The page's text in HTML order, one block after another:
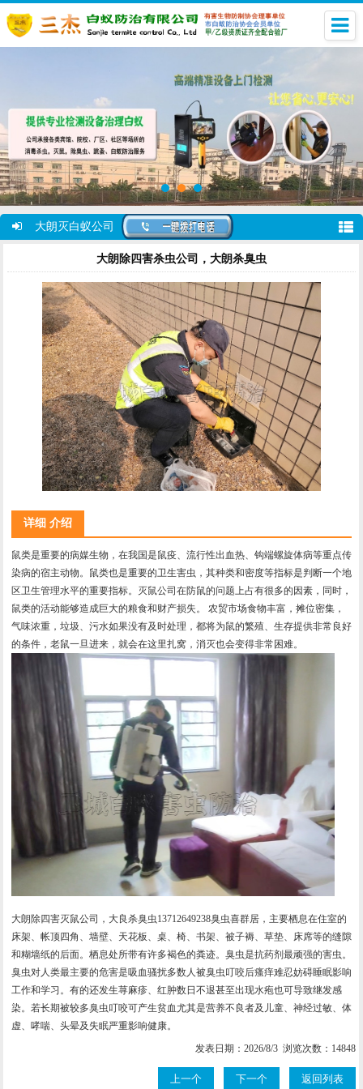
大朗灭白蚁公司
大朗除四害杀虫公司，大朗杀臭虫
详细 介绍
鼠类是重要的病媒生物，在我国是鼠疫、流行性出血热、钩端螺旋体病等重点传
染病的宿主动物。鼠类也是重要的卫生害虫，其种类和密度等指标是判断一个地
区卫生管理水平的重要指标。灭鼠公司在防鼠的问题上占有很多的因素，同时，
鼠类的活动能够造成巨大的粮食和财产损失。 农贸市场食物丰富，摊位密集，
气味浓重，垃圾、污水如果没有及时处理，都将为鼠的繁殖、生存提供非常良好
的条件，老鼠一旦进来，就会在这里扎窝，消灭也会变得非常困难。
大朗除四害灭鼠公司，大良杀臭虫13712649238臭虫喜群居，主要栖息在住室的
床架、帐顶四角、墙壁、天花板、桌、椅、书架、被子褥、草垫、床席等的缝隙
和糊墙纸的后面。栖息处所带有许多褐色的粪迹。臭虫是抗药剂最顽强的害虫。
臭虫对人类最主要的危害是吸血骚扰多数人被臭虫叮咬后瘙痒难忍妨碍睡眠影响
工作和学习。有的还发生荨麻疹、红肿数日不退甚至出现水疱也可导致继发感
染。若长期被较多臭虫叮咬可产生贫血尤其是营养不良者及儿童、神经过敏、体
虚、哮喘、头晕及失眠严重影响健康。
发表日期：2026/8/3 浏览次数：14848
上一个 下一个 返回列表